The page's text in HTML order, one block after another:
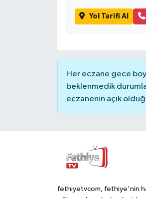
Yol Tarifi Al
Her eczane gece
beklenmedik
eczanenin açık
fethiyetvcom, fethiye'nin